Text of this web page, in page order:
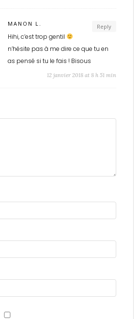
Reply
MANON L.
Hihi, c’est trop gentil
n’hésite pas à me dire ce que tu en
as pensé si tu le fais ! Bisous
12 janvier 2018 at 8 h 51 min